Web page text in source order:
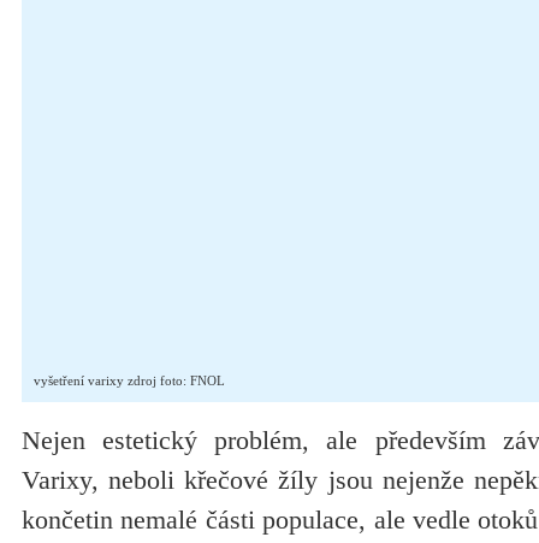
vyšetření varixy zdroj foto: FNOL
Nejen estetický problém, ale především
Varixy, neboli křečové žíly jsou nejenže
končetin nemalé části populace, ale vedle